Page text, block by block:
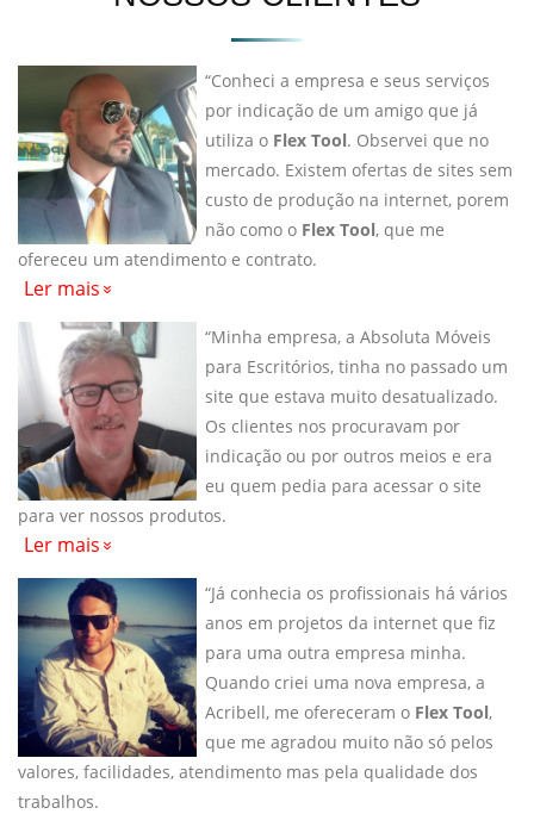
“Conheci a empresa e seus serviços
por indicação de um amigo que já
utiliza o Flex Tool. Observei que no
mercado. Existem ofertas de sites sem
custo de produção na internet, porem
não como o Flex Tool, que me
ofereceu um atendimento e contrato.
Ler mais
“Minha empresa, a Absoluta Móveis
para Escritórios, tinha no passado um
site que estava muito desatualizado.
Os clientes nos procuravam por
indicação ou por outros meios e era
eu quem pedia para acessar o site
para ver nossos produtos.
Ler mais
“Já conhecia os profissionais há vários
anos em projetos da internet que fiz
para uma outra empresa minha.
Quando criei uma nova empresa, a
Acribell, me ofereceram o Flex Tool,
que me agradou muito não só pelos
valores, facilidades, atendimento mas pela qualidade dos
trabalhos.